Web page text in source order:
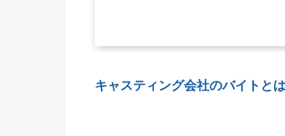
キャスティング会社のバイトと